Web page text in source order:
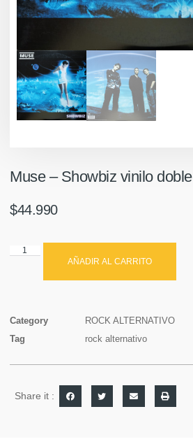
Muse ‎– Showbiz vinilo
$44.990
AÑADIR AL CARRITO
Category
ROCK ALTERNATIVO
Tag
rock alternativo
Share it :